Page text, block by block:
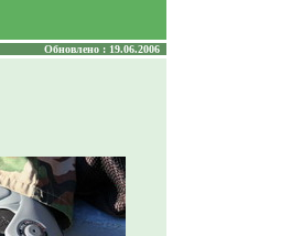
Обновлено : 19.06.2006